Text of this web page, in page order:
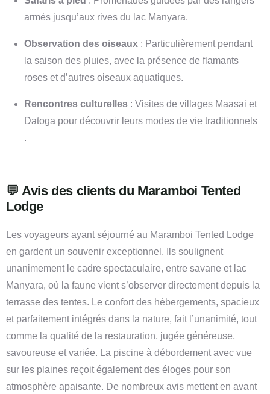
armés jusqu’aux rives du lac Manyara.
Observation des oiseaux : Particulièrement pendant
la saison des pluies, avec la présence de flamants
roses et d’autres oiseaux aquatiques.
Rencontres culturelles : Visites de villages Maasai et
Datoga pour découvrir leurs modes de vie traditionnels
.
💬 Avis des clients du Maramboi Tented
Lodge
Les voyageurs ayant séjourné au Maramboi Tented Lodge
en gardent un souvenir exceptionnel. Ils soulignent
unanimement le cadre spectaculaire, entre savane et lac
Manyara, où la faune vient s’observer directement depuis la
terrasse des tentes. Le confort des hébergements, spacieux
et parfaitement intégrés dans la nature, fait l’unanimité, tout
comme la qualité de la restauration, jugée généreuse,
savoureuse et variée. La piscine à débordement avec vue
sur les plaines reçoit également des éloges pour son
atmosphère apaisante. De nombreux avis mettent en avant